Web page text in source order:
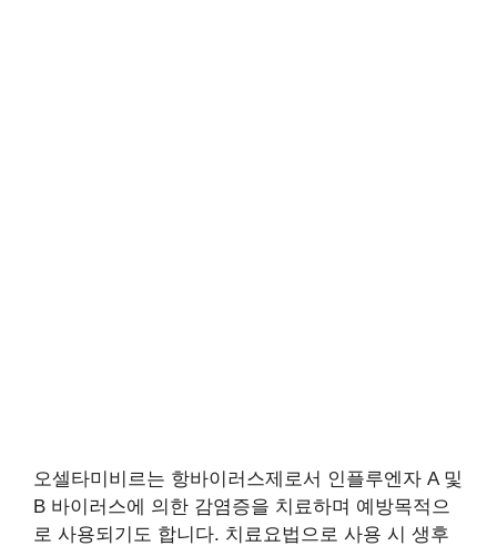
오셀타미비르는 항바이러스제로서 인플루엔자 A 및
B 바이러스에 의한 감염증을 치료하며 예방목적으
로 사용되기도 합니다. 치료요법으로 사용 시 생후